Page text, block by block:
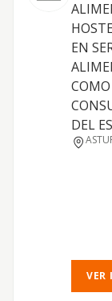
EN
DEL
VER